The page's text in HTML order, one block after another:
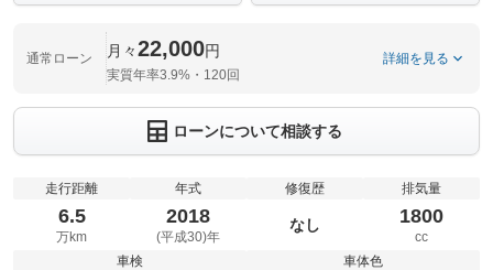
通常ローン 月々22,000円
実質年率3.9%・120回
詳細を見る
ローンについて相談する
走行距離
6.5
万km
年式
2018
(平成30)年
修復歴
なし
排気量
1800
cc
車検
車体色